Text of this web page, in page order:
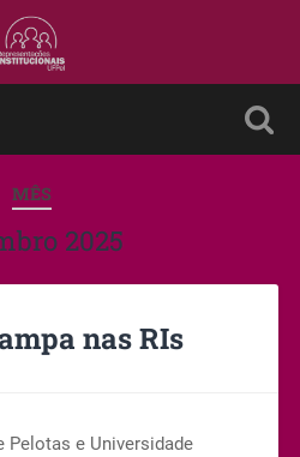
MÊS
2025
nas RIs
Pelotas e Universidade